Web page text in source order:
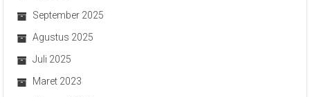
September 2025
Agustus 2025
Juli 2025
Maret 2023